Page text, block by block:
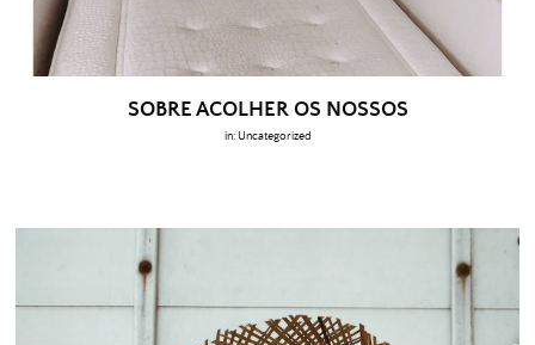
SOBRE ACOLHER OS NOSSOS
in: Uncategorized